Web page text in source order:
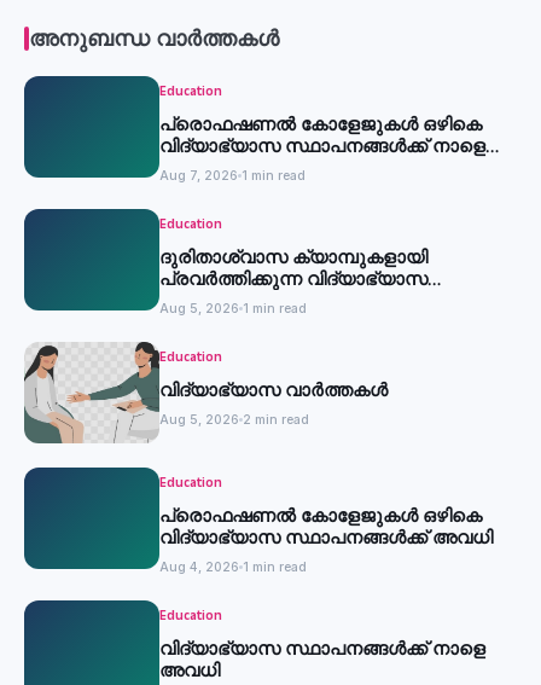
അനുബന്ധ വാർത്തകൾ
Education
പ്രൊഫഷണൽ കോളേജുകൾ ഒഴികെ
വിദ്യാഭ്യാസ സ്ഥാപനങ്ങൾക്ക് നാളെ
അവധി
Aug 7, 2026 1 min read
Education
ദുരിതാശ്വാസ ക്യാമ്പുകളായി
പ്രവര്‍ത്തിക്കുന്ന വിദ്യാഭ്യാസ
സ്ഥാപനങ്ങള്‍ക്ക് അവധി
Aug 5, 2026 1 min read
Education
വിദ്യാഭ്യാസ വാർത്തകൾ
Aug 5, 2026 2 min read
Education
പ്രൊഫഷണൽ കോളേജുകൾ ഒഴികെ
വിദ്യാഭ്യാസ സ്ഥാപനങ്ങൾക്ക് അവധി
Aug 4, 2026 1 min read
Education
വിദ്യാഭ്യാസ സ്ഥാപനങ്ങൾക്ക് നാളെ
അവധി